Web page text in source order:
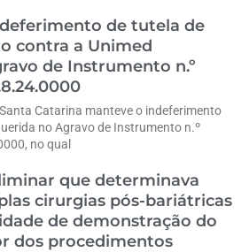
de tutela de
contra a Unimed
de Instrumento n.º
Catarina manteve o indeferimento
no Agravo de Instrumento n.º
no qual
que determinava
cirurgias pós-bariátricas
de demonstração do
dos procedimentos